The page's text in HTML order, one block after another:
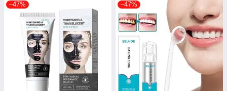
–47% –47%